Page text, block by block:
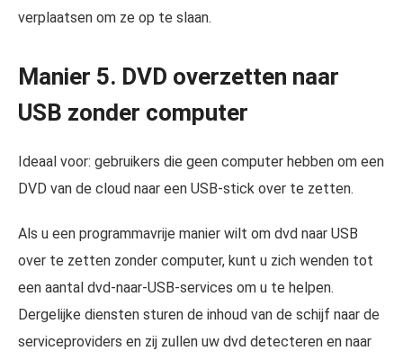
verplaatsen om ze op te slaan.
Manier 5. DVD overzetten naar
USB zonder computer
Ideaal voor: gebruikers die geen computer hebben om een
DVD van de cloud naar een USB-stick over te zetten.
Als u een programmavrije manier wilt om dvd naar USB
over te zetten zonder computer, kunt u zich wenden tot
een aantal dvd-naar-USB-services om u te helpen.
Dergelijke diensten sturen de inhoud van de schijf naar de
serviceproviders en zij zullen uw dvd detecteren en naar